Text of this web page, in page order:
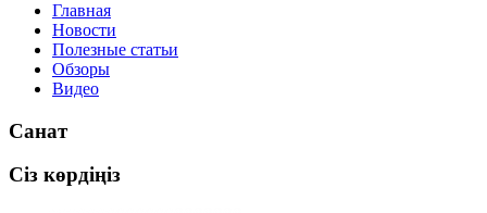
Главная
Новости
Полезные статьи
Обзоры
Видео
Санат
Сіз көрдіңіз